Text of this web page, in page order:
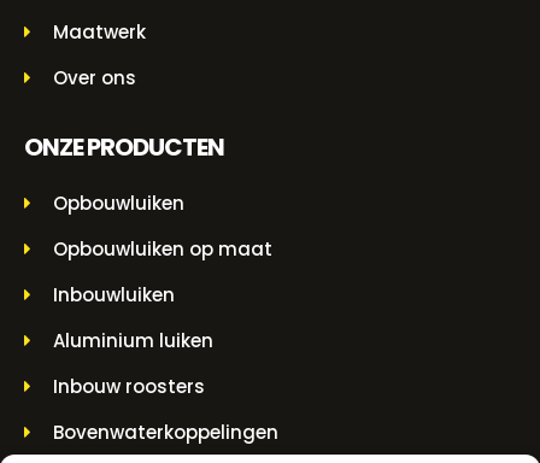
Maatwerk
Over ons
ONZE PRODUCTEN
Opbouwluiken
Opbouwluiken op maat
Inbouwluiken
Aluminium luiken
Inbouw roosters
Bovenwaterkoppelingen